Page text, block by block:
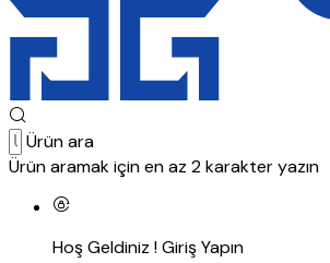
Ürün ara
Ürün aramak için en az 2 karakter yazın
Hoş Geldiniz !Giriş Yapın